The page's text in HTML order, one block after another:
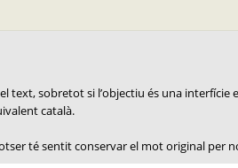
sobretot si l’objectiu és una interfície
català.
té sentit conservar el mot original per